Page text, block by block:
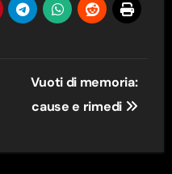
Vuoti di memoria:
cause e rimedi